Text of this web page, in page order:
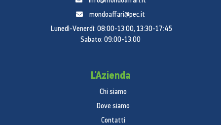
mondoaffari@pec.it
Lunedì-Venerdì: 08:00-13:00, 13:30-17:45
Sabato: 09:00-13:00
L'Azienda
Chi siamo
Dove siamo
Contatti